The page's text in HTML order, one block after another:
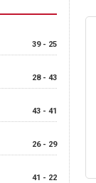
39 - 25
28 - 43
43 - 41
26 - 29
41 - 22